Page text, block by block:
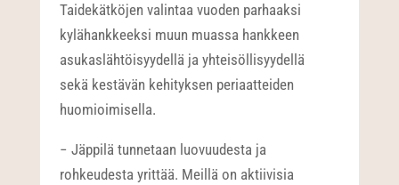
Taidekätköjen valintaa vuoden parhaaksi
kylähankkeeksi muun muassa hankkeen
asukaslähtöisyydellä ja yhteisöllisyydellä
sekä kestävän kehityksen periaatteiden
huomioimisella.
− Jäppilä tunnetaan luovuudesta ja
rohkeudesta yrittää. Meillä on aktiivisia